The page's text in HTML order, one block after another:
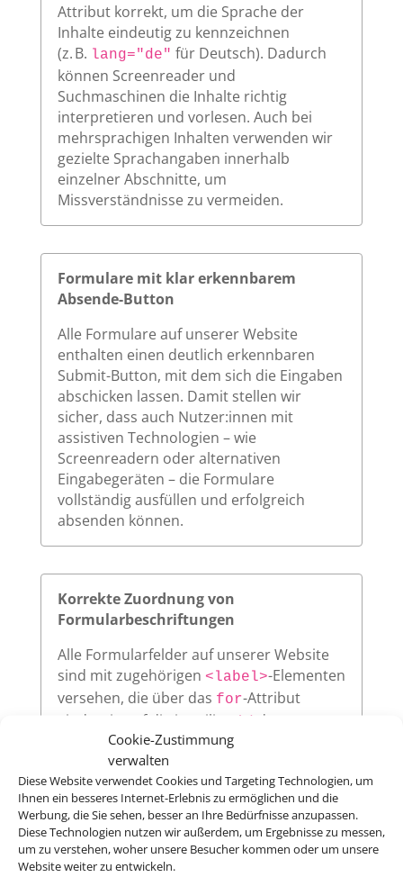
Cookie-Zustimmung
verwalten
Diese Website verwendet Cookies und Targeting Technologien, um
Ihnen ein besseres Internet-Erlebnis zu ermöglichen und die
Werbung, die Sie sehen, besser an Ihre Bedürfnisse anzupassen.
Diese Technologien nutzen wir außerdem, um Ergebnisse zu messen,
um zu verstehen, woher unsere Besucher kommen oder um unsere
Website weiter zu entwickeln.
Attribut korrekt, um die Sprache der
Inhalte eindeutig zu kennzeichnen
(z. B. lang="de" für Deutsch). Dadurch
können Screenreader und
Suchmaschinen die Inhalte richtig
interpretieren und vorlesen. Auch bei
mehrsprachigen Inhalten verwenden wir
gezielte Sprachangaben innerhalb
einzelner Abschnitte, um
Missverständnisse zu vermeiden.
Formulare mit klar erkennbarem
Absende-Button
Alle Formulare auf unserer Website
enthalten einen deutlich erkennbaren
Submit-Button, mit dem sich die Eingaben
abschicken lassen. Damit stellen wir
sicher, dass auch Nutzer:innen mit
assistiven Technologien – wie
Screenreadern oder alternativen
Eingabegeräten – die Formulare
vollständig ausfüllen und erfolgreich
absenden können.
Korrekte Zuordnung von
Formularbeschriftungen
Alle Formularfelder auf unserer Website
sind mit zugehörigen <label>-Elementen
versehen, die über das for-Attribut
eindeutig auf die jeweilige
des
Eingabefeldes verweisen. Diese klare
Zuordnung verbessert die
Nutzerfreundlichkeit und sorgt dafür,
dass assistive Technologien wie
Screenreader die Beschriftungen korrekt
vorlesen.